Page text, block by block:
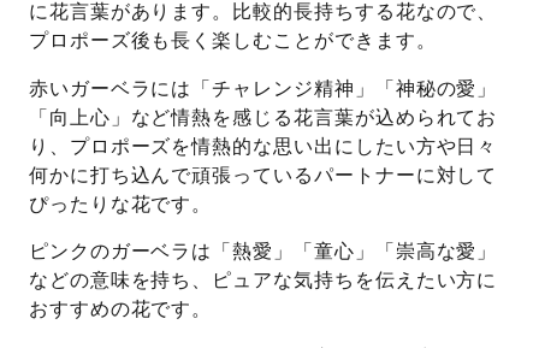
に花言葉があります。比較的長持ちする花なので、
プロポーズ後も長く楽しむことができます。
赤いガーベラには「チャレンジ精神」「神秘の愛」
「向上心」など情熱を感じる花言葉が込められてお
り、プロポーズを情熱的な思い出にしたい方や日々
何かに打ち込んで頑張っているパートナーに対して
ぴったりな花です。
ピンクのガーベラは「熱愛」「童心」「崇高な愛」
などの意味を持ち、ピュアな気持ちを伝えたい方に
おすすめの花です。